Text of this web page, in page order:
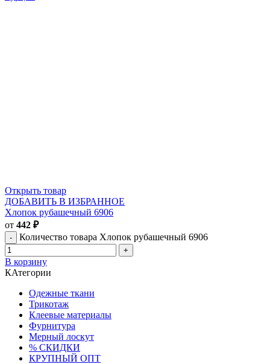
Открыть товар
ДОБАВИТЬ В ИЗБРАННОЕ
Хлопок рубашечный 6906
от 442 ₽
Количество товара Хлопок рубашечный 6906
В корзину
КАтегории
Одежные ткани
Трикотаж
Клеевые материалы
Фурнитура
Мерный лоскут
% СКИДКИ
КРУПНЫЙ ОПТ